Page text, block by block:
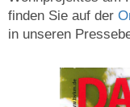
finden Sie auf der
in unseren